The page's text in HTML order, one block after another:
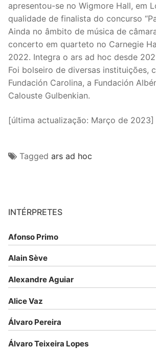
apresentou-se no Wigmore Hall, em
qualidade de finalista do concurso
Ainda no âmbito de música de
concerto em quarteto no Carnegie
2022. Integra o ars ad hoc desde
Foi bolseiro de diversas instituições,
Fundación Carolina, a Fundación
Calouste Gulbenkian.
[última actualização: Março de 2023]
Tagged ars ad hoc
INTÉRPRETES
Afonso Primo
Alain Sève
Alexandre Aguiar
Alice Vaz
Álvaro Pereira
Álvaro Teixeira Lopes